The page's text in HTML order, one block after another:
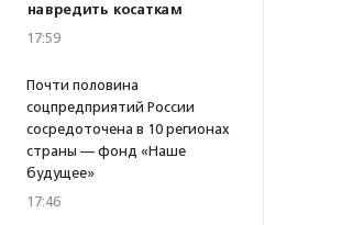
навредить косаткам
17:59
Почти половина
соцпредприятий России
сосредоточена в 10 регионах
страны — фонд «Наше
будущее»
17:46